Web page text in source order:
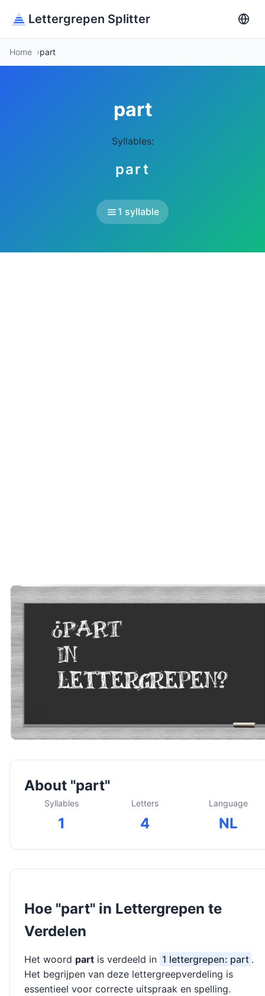
Lettergrepen Splitter
Home part
part
Syllables:
part
1 syllable
About "part"
Syllables
1
Letters
4
Language
NL
Hoe "part" in Lettergrepen te
Verdelen
Het woord part is verdeeld in 1 lettergrepen: part .
Het begrijpen van deze lettergreepverdeling is
essentieel voor correcte uitspraak en spelling.